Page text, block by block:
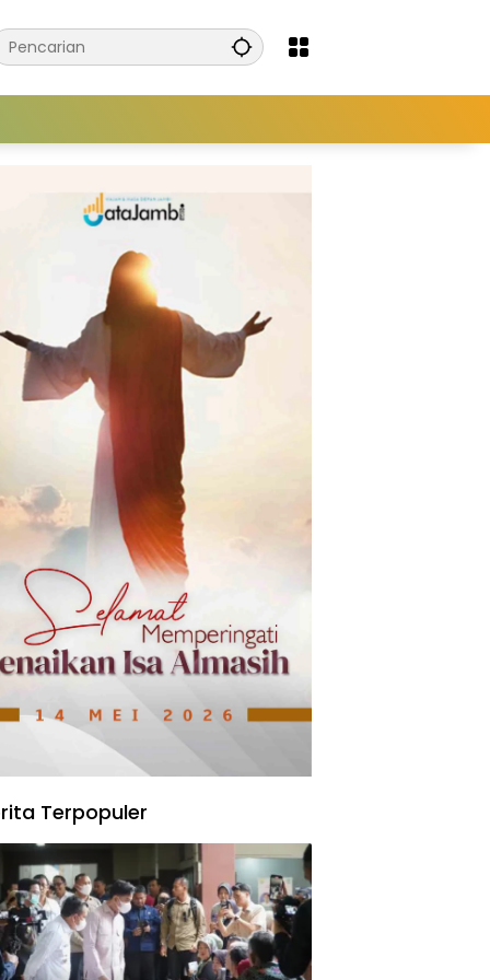
Terpopuler